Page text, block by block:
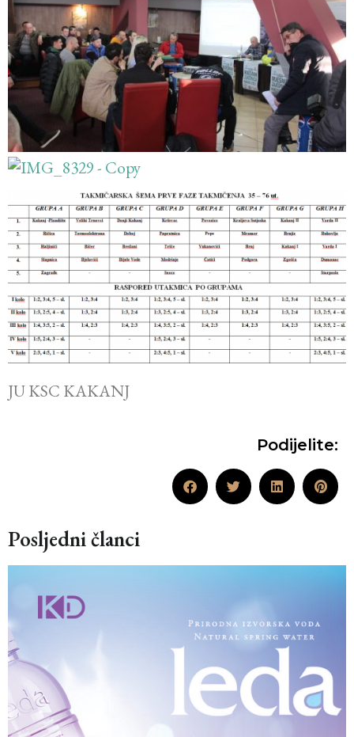
JU KSC KAKANJ
Podijelite:
Posljedni članci